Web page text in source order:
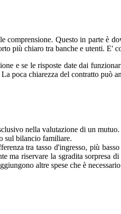
comprensione. Questo in parte è
più chiaro tra banche e utenti.
e se le risposte date dai
poca chiarezza del contratto può
nella valutazione di un
sul bilancio familiare.
tra tasso d'ingresso, più
ma riservare la sgradita
altre spese che è